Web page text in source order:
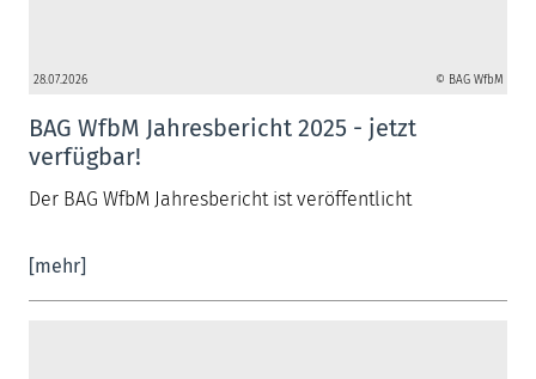
28.07.2026 © BAG WfbM
BAG WfbM Jahresbericht 2025 - jetzt
verfügbar!
Der BAG WfbM Jahresbericht ist veröffentlicht
[mehr]